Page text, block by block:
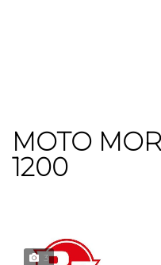
MOTO
1200
3